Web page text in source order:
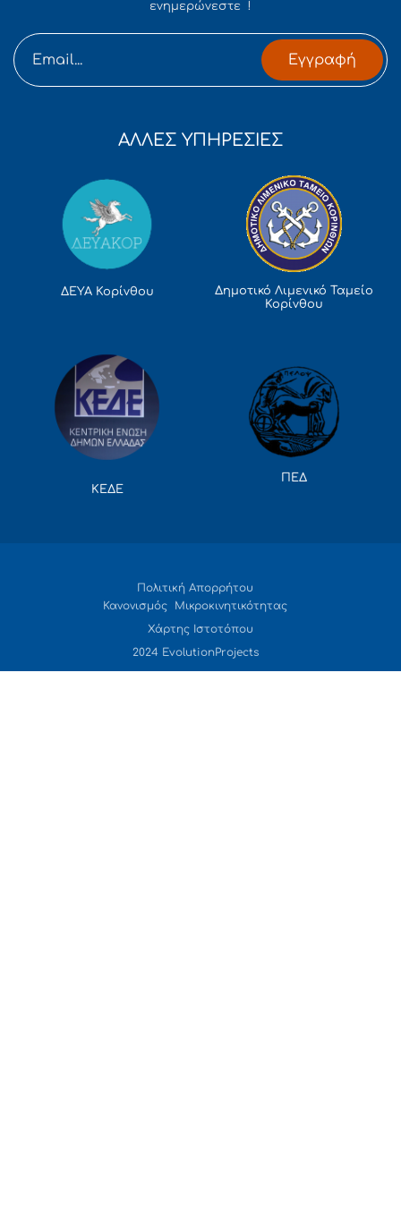
ενημερώνεστε !
Εγγραφή
ΑΛΛΕΣ ΥΠΗΡΕΣΙΕΣ
ΔΕΥΑ Κορίνθου
Δημοτικό Λιμενικό Ταμείο
Κορίνθου
ΚΕΔΕ
ΠΕΔ
Πολιτική Απορρήτου
Κανονισμός Μικροκινητικότητας
Χάρτης Ιστοτόπου
2024 EvolutionProjects